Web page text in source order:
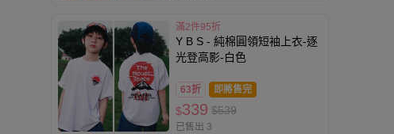
滿2件95折
Y B S - 純棉圓領短袖上衣-逐
光登高影-白色
63折 即將售完
$339 $539
已售出 3